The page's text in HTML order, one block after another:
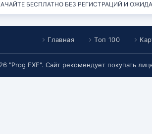
БЕСПЛАТНО БЕЗ РЕГИСТРАЦИЙ И
Главная Топ 100
"Prog EXE". Сайт рекомендует покупать